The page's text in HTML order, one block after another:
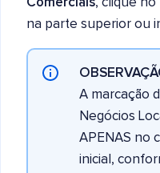
Comerciais, clique no
na parte superior ou
A marcação
Negócios
APENAS no
inicial,